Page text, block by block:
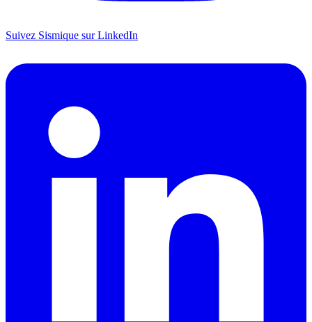
Suivez Sismique sur LinkedIn